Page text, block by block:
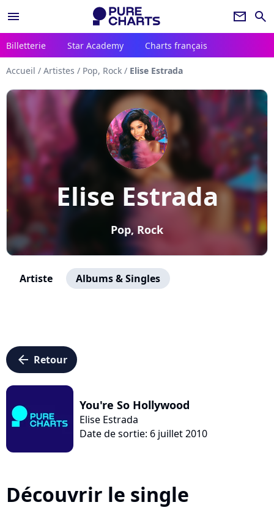
menu newsletter search
Billetterie Star Academy Charts français
Accueil / Artistes / Pop, Rock / Elise Estrada
Elise Estrada
Pop, Rock
Artiste Albums & Singles
arrow_left Retour
You're So Hollywood
Elise Estrada
Date de sortie: 6 juillet 2010
Découvrir le single